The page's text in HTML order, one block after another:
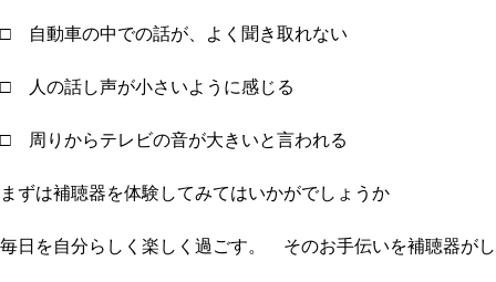
□ 自動車の中での話が、よく聞き取れない
□ 人の話し声が小さいように感じる
□ 周りからテレビの音が大きいと言われる
まずは補聴器を体験してみてはいかがでしょうか
毎日を自分らしく楽しく過ごす。 そのお手伝いを補聴器が